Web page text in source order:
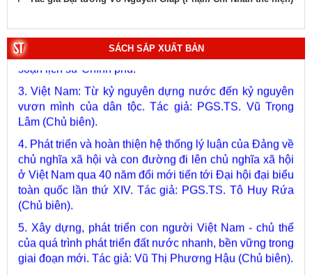
SÁCH SẮP XUẤT BẢN
1. Bác Hồ ở Pháp. Tác giả: Bảo tàng Hồ Chí Minh.
2. Lịch sử Chính phủ (5 tập). Tác giả: Ban Chỉ đạo biên
soạn lịch sử Chính phủ.
3. Việt Nam: Từ kỷ nguyên dựng nước đến kỷ nguyên
vươn mình của dân tộc. Tác giả: PGS.TS. Vũ Trọng
Lâm (Chủ biên).
4. Phát triển và hoàn thiện hệ thống lý luận của Đảng về
chủ nghĩa xã hội và con đường đi lên chủ nghĩa xã hội
ở Việt Nam qua 40 năm đổi mới tiến tới Đại hội đại biểu
toàn quốc lần thứ XIV. Tác giả: PGS.TS. Tô Huy Rứa
(Chủ biên).
5. Xây dựng, phát triển con người Việt Nam - chủ thể
của quá trình phát triển đất nước nhanh, bền vững trong
giai đoạn mới. Tác giả: Vũ Thị Phương Hậu (Chủ biên).
6. Kết hợp chặt chẽ, hài hòa giữa phát triển văn hóa với